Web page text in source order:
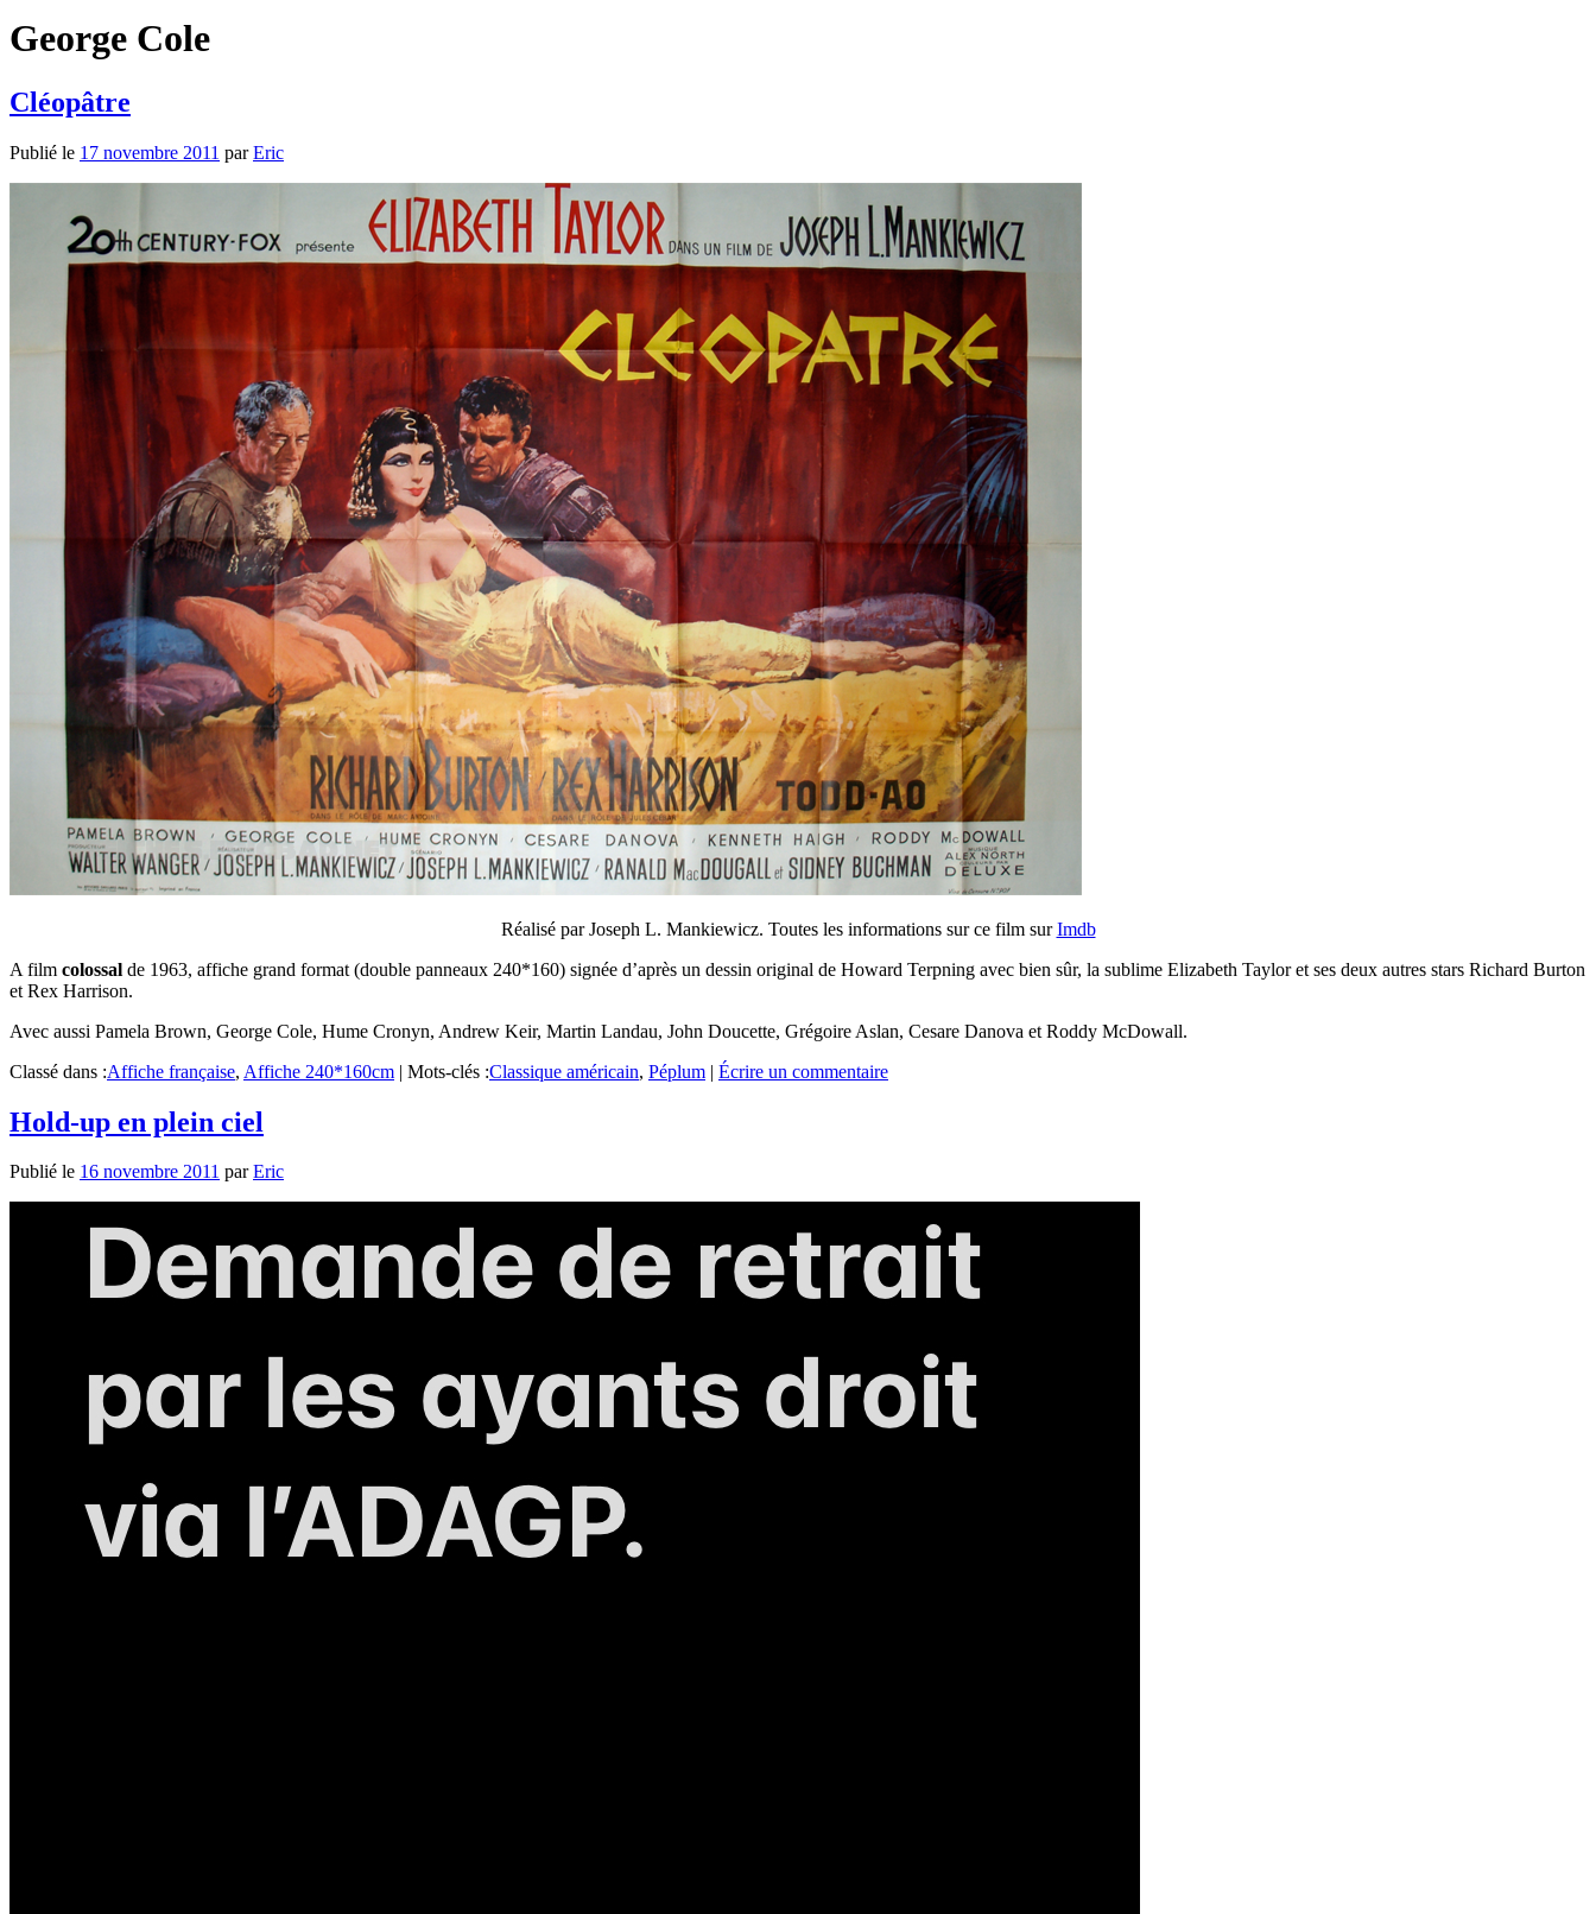
George Cole
Cléopâtre
Publié le 17 novembre 2011 parEric
Réalisé par Joseph L. Mankiewicz. Toutes les informations sur ce film surImdb
A film colossal de 1963, affiche grand format (double panneaux 240*160) signée d’après un dessin original de Howard Terpning avec bien sûr, la sublime Elizabeth Taylor et ses deux autres stars Richard Burton
et Rex Harrison.
Avec aussi Pamela Brown, George Cole, Hume Cronyn, Andrew Keir, Martin Landau, John Doucette, Grégoire Aslan, Cesare Danova et Roddy McDowall.
Classé dans :Affiche française, Affiche 240*160cm | Mots-clés :Classique américain, Péplum | Écrire un commentaire
Hold-up en plein ciel
Publié le 16 novembre 2011 parEric